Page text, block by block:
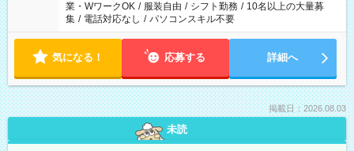
業・WワークOK / 服装自由 / シフト勤務 / 10名以上の大量募
集 / 電話対応なし / パソコンスキル不要
気になる！ 応募する 詳細へ
掲載日：2026.08.03
未読